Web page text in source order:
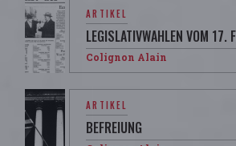
ARTIKEL
LEGISLATIVWAHLEN VOM 17.
Colignon Alain
ARTIKEL
BEFREIUNG